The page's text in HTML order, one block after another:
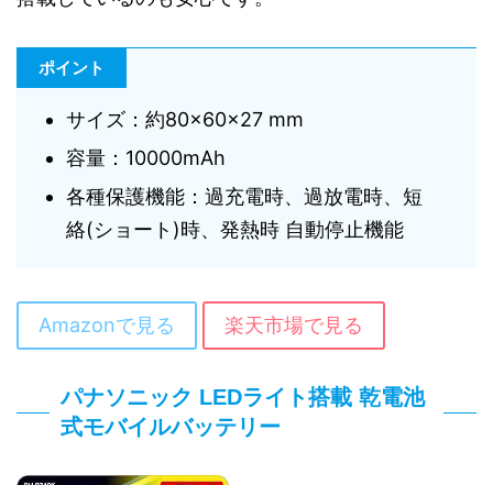
ポイント
サイズ：約80×60×27 mm
容量：10000mAh
各種保護機能：過充電時、過放電時、短
絡(ショート)時、発熱時 自動停止機能
Amazonで見る 楽天市場で見る
パナソニック LEDライト搭載 乾電池
式モバイルバッテリー